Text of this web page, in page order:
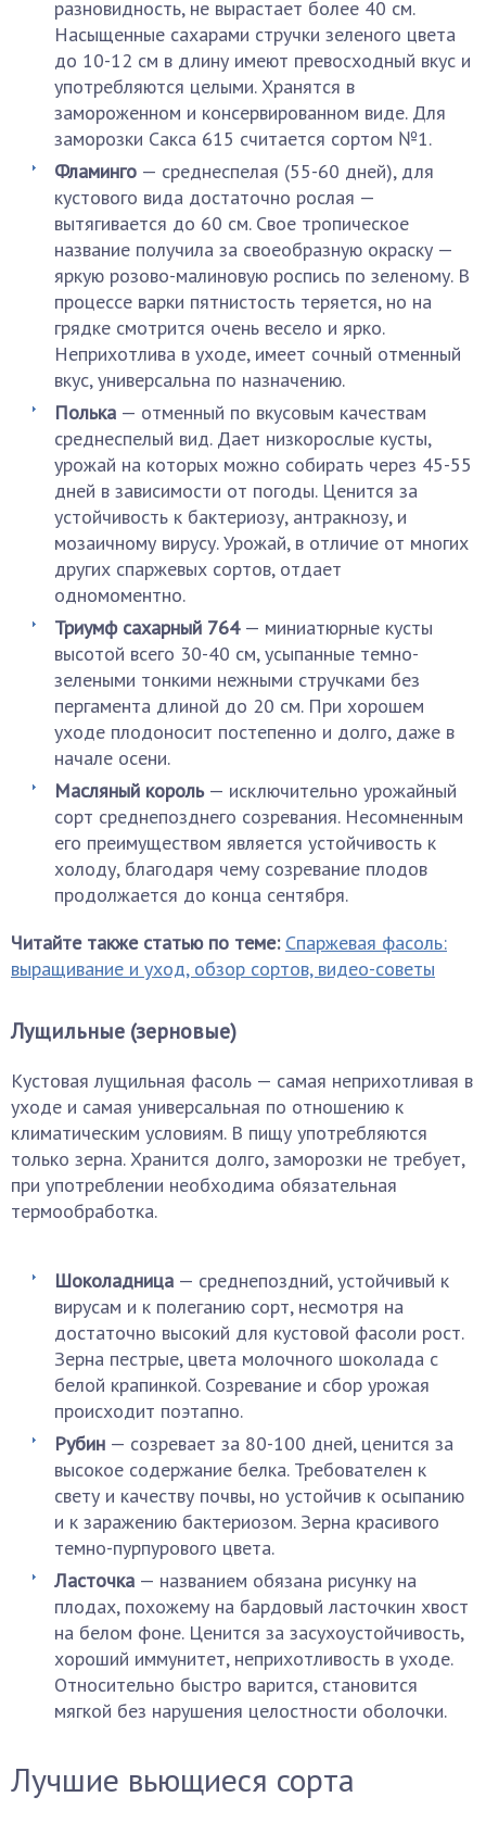
разновидность, не вырастает более 40 см.
Насыщенные сахарами стручки зеленого цвета
до 10-12 см в длину имеют превосходный вкус и
употребляются целыми. Хранятся в
замороженном и консервированном виде. Для
заморозки Сакса 615 считается сортом №1.
Фламинго — среднеспелая (55-60 дней), для
кустового вида достаточно рослая —
вытягивается до 60 см. Свое тропическое
название получила за своеобразную окраску —
яркую розово-малиновую роспись по зеленому. В
процессе варки пятнистость теряется, но на
грядке смотрится очень весело и ярко.
Неприхотлива в уходе, имеет сочный отменный
вкус, универсальна по назначению.
Полька — отменный по вкусовым качествам
среднеспелый вид. Дает низкорослые кусты,
урожай на которых можно собирать через 45-55
дней в зависимости от погоды. Ценится за
устойчивость к бактериозу, антракнозу, и
мозаичному вирусу. Урожай, в отличие от многих
других спаржевых сортов, отдает
одномоментно.
Триумф сахарный 764— миниатюрные кусты
высотой всего 30-40 см, усыпанные темно-
зелеными тонкими нежными стручками без
пергамента длиной до 20 см. При хорошем
уходе плодоносит постепенно и долго, даже в
начале осени.
Масляный король— исключительно урожайный
сорт среднепозднего созревания. Несомненным
его преимуществом является устойчивость к
холоду, благодаря чему созревание плодов
продолжается до конца сентября.
Читайте также статью по теме: Спаржевая фасоль:
выращивание и уход, обзор сортов, видео-советы
Лущильные (зерновые)
Кустовая лущильная фасоль — самая неприхотливая в
уходе и самая универсальная по отношению к
климатическим условиям. В пищу употребляются
только зерна. Хранится долго, заморозки не требует,
при употреблении необходима обязательная
термообработка.
Шоколадница — среднепоздний, устойчивый к
вирусам и к полеганию сорт, несмотря на
достаточно высокий для кустовой фасоли рост.
Зерна пестрые, цвета молочного шоколада с
белой крапинкой. Созревание и сбор урожая
происходит поэтапно.
Рубин — созревает за 80-100 дней, ценится за
высокое содержание белка. Требователен к
свету и качеству почвы, но устойчив к осыпанию
и к заражению бактериозом. Зерна красивого
темно-пурпурового цвета.
Ласточка — названием обязана рисунку на
плодах, похожему на бардовый ласточкин хвост
на белом фоне. Ценится за засухоустойчивость,
хороший иммунитет, неприхотливость в уходе.
Относительно быстро варится, становится
мягкой без нарушения целостности оболочки.
Лучшие вьющиеся сорта